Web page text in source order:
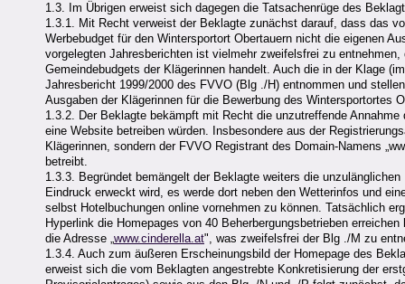
1.3. Im Übrigen erweist sich dagegen die Tatsachenrüge des
1.3.1. Mit Recht verweist der Beklagte zunächst darauf, dass das
Werbebudget für den Wintersportort Obertauern nicht die eigenen
vorgelegten Jahresberichten ist vielmehr zweifelsfrei zu
Gemeindebudgets der Klägerinnen handelt. Auch die in der Klage
Jahresbericht 1999/2000 des FVVO (Blg ./H) entnommen und
Ausgaben der Klägerinnen für die Bewerbung des Wintersportortes
1.3.2. Der Beklagte bekämpft mit Recht die unzutreffende
eine Website betreiben würden. Insbesondere aus der
Klägerinnen, sondern der FVVO Registrant des Domain-Namens
betreibt.
1.3.3. Begründet bemängelt der Beklagte weiters die
Eindruck erweckt wird, es werde dort neben den Wetterinfos und
selbst Hotelbuchungen online vornehmen zu können. Tatsächlich
Hyperlink die Homepages von 40 Beherbergungsbetrieben
die Adresse „www.cinderella.at", was zweifelsfrei der Blg ./M zu
1.3.4. Auch zum äußeren Erscheinungsbild der Homepage des
erweist sich die vom Beklagten angestrebte Konkretisierung der